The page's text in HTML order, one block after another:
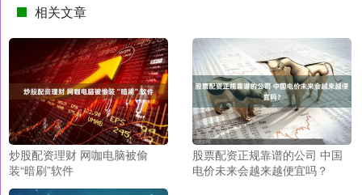
相关文章
炒股配资理财 网咖电脑被偷
装“暗刷”软件
股票配资正规靠谱的公司 中国
电价未来会越来越便宜吗？